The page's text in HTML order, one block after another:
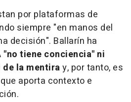
por plataformas de
siempre "en manos del
decisión". Ballarín ha
"no tiene conciencia" ni
la mentiray, por tanto, es
aporta contexto e